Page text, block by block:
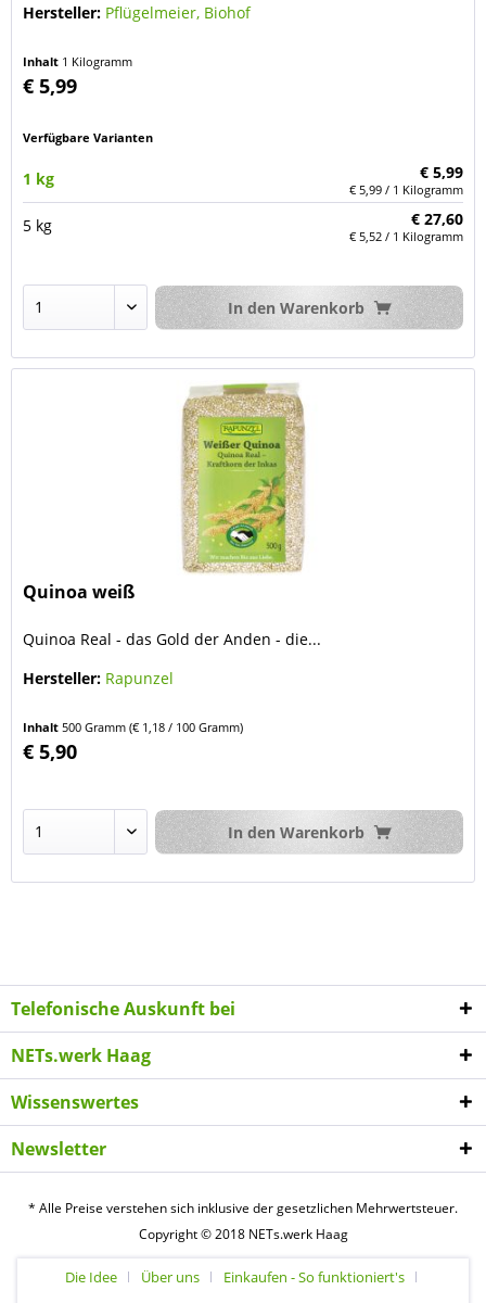
Hersteller: Pflügelmeier, Biohof
Inhalt 1 Kilogramm
€ 5,99
Verfügbare Varianten
1 kg € 5,99
€ 5,99 / 1 Kilogramm
5 kg € 27,60
€ 5,52 / 1 Kilogramm
In den Warenkorb
Quinoa weiß
Quinoa Real - das Gold der Anden - die...
Hersteller: Rapunzel
Inhalt 500 Gramm(€ 1,18 / 100 Gramm)
€ 5,90
In den Warenkorb
Telefonische Auskunft bei
NETs.werk Haag
Wissenswertes
Newsletter
* Alle Preise verstehen sich inklusive der gesetzlichen Mehrwertsteuer.
Copyright © 2018 NETs.werk Haag
Die Idee Über uns Einkaufen - So funktioniert's